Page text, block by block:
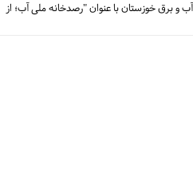
خوزستان با عنوان "رصدخانه ملی آب؛ از